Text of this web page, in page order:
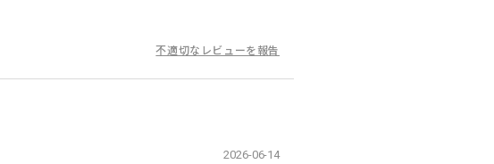
不適切なレビューを報告
2026-06-14